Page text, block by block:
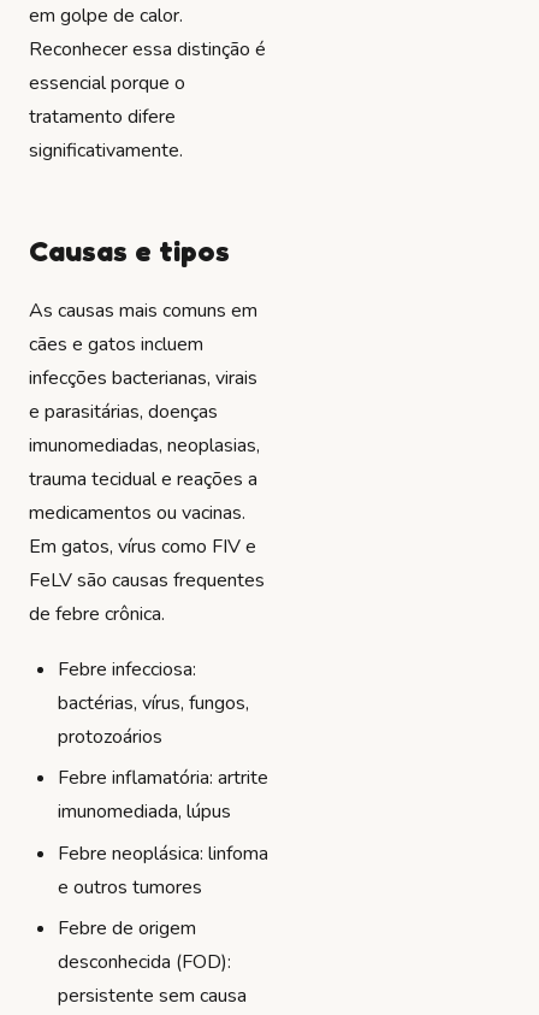
em golpe de calor.
Reconhecer essa distinção é
essencial porque o
tratamento difere
significativamente.
Causas e tipos
As causas mais comuns em
cães e gatos incluem
infecções bacterianas, virais
e parasitárias, doenças
imunomediadas, neoplasias,
trauma tecidual e reações a
medicamentos ou vacinas.
Em gatos, vírus como FIV e
FeLV são causas frequentes
de febre crônica.
Febre infecciosa:
bactérias, vírus, fungos,
protozoários
Febre inflamatória: artrite
imunomediada, lúpus
Febre neoplásica: linfoma
e outros tumores
Febre de origem
desconhecida (FOD):
persistente sem causa